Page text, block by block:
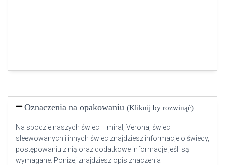
Oznaczenia na opakowaniu (Kliknij by rozwinąć)
Na spodzie naszych świec – miral, Verona, świec
sleewowanych i innych świec znajdziesz informacje o świecy,
postępowaniu z nią oraz dodatkowe informacje jeśli są
wymagane. Poniżej znajdziesz opis znaczenia